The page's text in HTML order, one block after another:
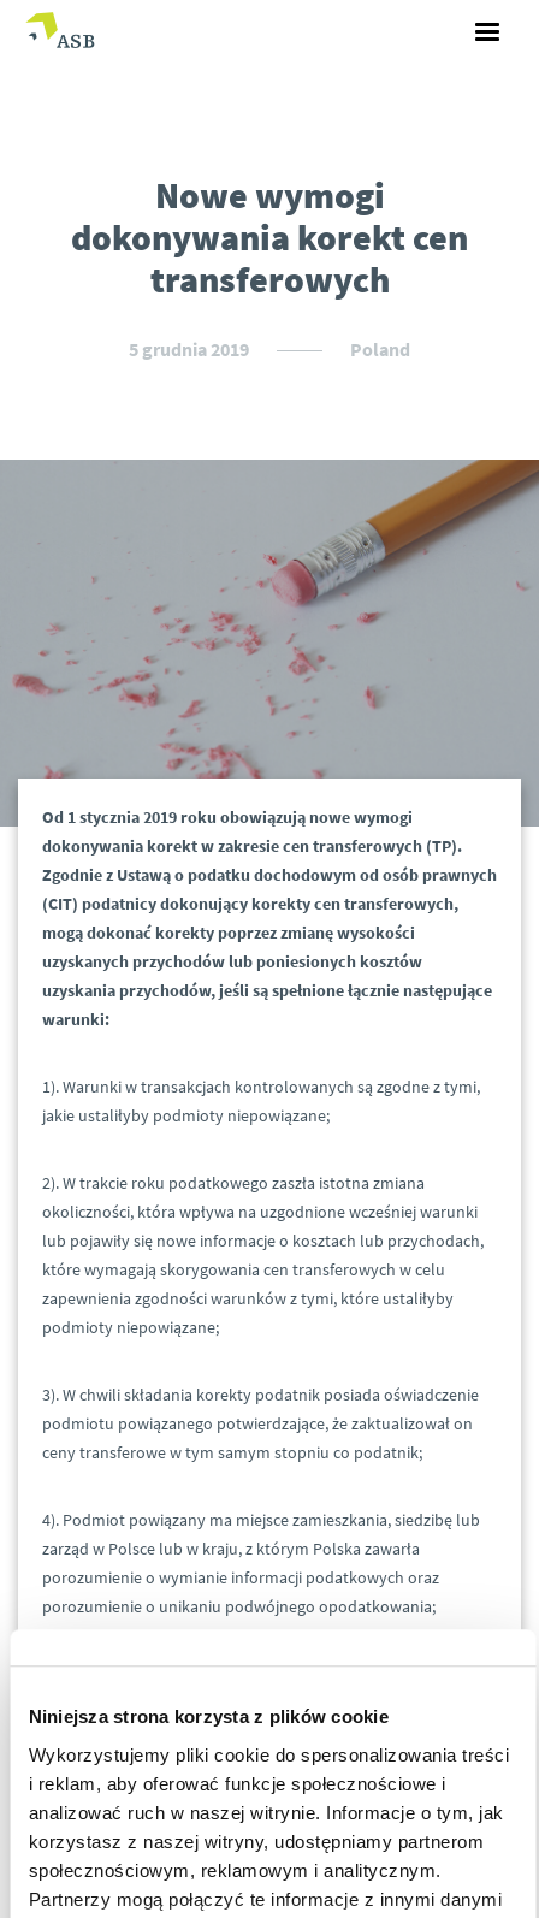
Niniejsza strona korzysta z plików cookie
Wykorzystujemy pliki cookie do spersonalizowania treści
i reklam, aby oferować funkcje społecznościowe i
analizować ruch w naszej witrynie. Informacje o tym, jak
korzystasz z naszej witryny, udostępniamy partnerom
społecznościowym, reklamowym i analitycznym.
Partnerzy mogą połączyć te informacje z innymi danymi
Nowe wymogi
dokonywania korekt cen
transferowych
5 grudnia 2019 Poland
Od 1 stycznia 2019 roku obowiązują nowe wymogi
dokonywania korekt w zakresie cen transferowych (TP).
Zgodnie z Ustawą o podatku dochodowym od osób prawnych
(CIT) podatnicy dokonujący korekty cen transferowych,
mogą dokonać korekty poprzez zmianę wysokości
uzyskanych przychodów lub poniesionych kosztów
uzyskania przychodów, jeśli są spełnione łącznie następujące
warunki:
1). Warunki w transakcjach kontrolowanych są zgodne z tymi,
jakie ustaliłyby podmioty niepowiązane;
2). W trakcie roku podatkowego zaszła istotna zmiana
okoliczności, która wpływa na uzgodnione wcześniej warunki
lub pojawiły się nowe informacje o kosztach lub przychodach,
które wymagają skorygowania cen transferowych w celu
zapewnienia zgodności warunków z tymi, które ustaliłyby
podmioty niepowiązane;
3). W chwili składania korekty podatnik posiada oświadczenie
podmiotu powiązanego potwierdzające, że zaktualizował on
ceny transferowe w tym samym stopniu co podatnik;
4). Podmiot powiązany ma miejsce zamieszkania, siedzibę lub
zarząd w Polsce lub w kraju, z którym Polska zawarła
porozumienie o wymianie informacji podatkowych oraz
porozumienie o unikaniu podwójnego opodatkowania;
Podatnicy dokonujący korekty TP zwiększającej wartość
przychodów lub zmniejszającej wartość kosztów uzyskania
przychodów, zobowiązani są do spełnienia wymogów z
punktów od 1 do 2.